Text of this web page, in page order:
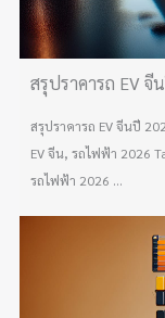
สรุปราคารถ EV
สรุปราคารถ EV จีนปี
EV จีน, รถไฟฟ้า 2026
รถไฟฟ้า 2026 ...